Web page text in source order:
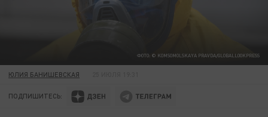
ФОТО: © KOMSOMOLSKAYA PRAVDA/GLOBALLOOKPRESS
ЮЛИЯ БАНИШЕВСКАЯ
ПОДПИШИТЕСЬ: